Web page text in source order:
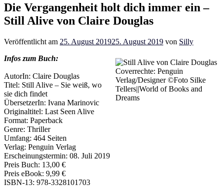
Die Vergangenheit holt dich immer ein –
Still Alive von Claire Douglas
Veröffentlicht am 25. August 201925. August 2019 von Silly
Coverrechte: Penguin
Verlag/Designer ©Foto Silke
Tellers||World of Books and
Dreams
Infos zum Buch:
AutorIn: Claire Douglas
Titel: Still Alive – Sie weiß, wo
sie dich findet
ÜbersetzerIn: Ivana Marinovic
Originaltitel: Last Seen Alive
Format: Paperback
Genre: Thriller
Umfang: 464 Seiten
Verlag: Penguin Verlag
Erscheinungstermin: 08. Juli 2019
Preis Buch: 13,00 €
Preis eBook: 9,99 €
ISBN-13: 978-3328101703